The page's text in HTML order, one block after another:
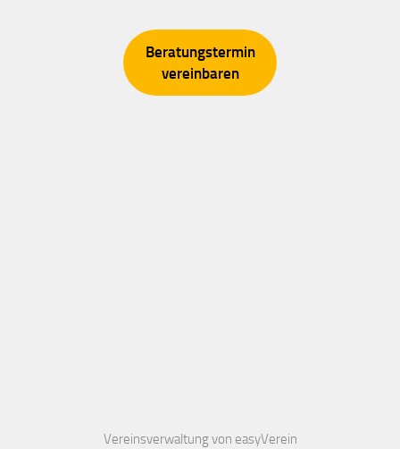
Beratungstermin
vereinbaren
Vereinsverwaltung von easyVerein